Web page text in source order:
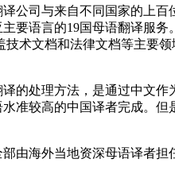
公司与来自不同国家的上
要语言的19国母语翻译服
技术文档和法律文档等主要
的处理方法，是通过中文
准较高的中国译者完成。
由海外当地资深母语译者